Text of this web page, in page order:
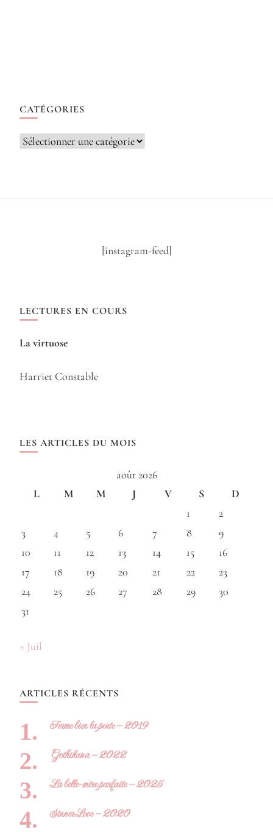
CATÉGORIES
Catégories
[instagram-feed]
LECTURES EN COURS
La virtuose
Harriet Constable
LES ARTICLES DU MOIS
août 2026
L
M M J V S
D
1
2
3
4 5 6 7 8
9
10
11 12 13 14 15
16
17
18 19 20 21 22
23
24
25 26 27 28 29
30
31
« Juil
ARTICLES RÉCENTS
Ferme bien la porte – 2019
Gothikana – 2022
La belle-mère parfaite – 2025
Sinner Love – 2020